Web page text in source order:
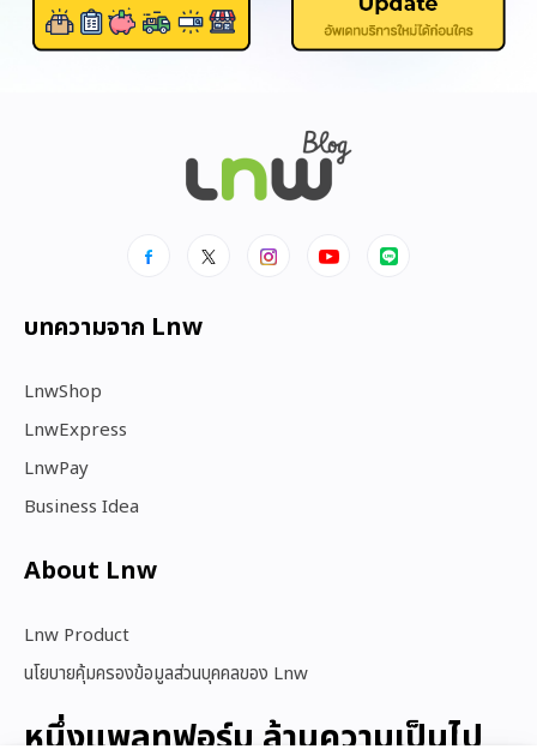
บทความจาก Lnw
LnwShop
LnwExpress
LnwPay
Business Idea
About Lnw​
Lnw Product
นโยบายคุ้มครองข้อมูลส่วนบุคคลของ Lnw
หนึ่งแพลทฟอร์ม ล้านความเป็นไป